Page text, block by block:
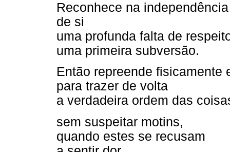
Reconhece na
de si
uma profunda falta de
uma primeira subversão.
Então repreende fisicamente
para trazer de volta
a verdadeira ordem das
sem suspeitar motins,
quando estes se recusam